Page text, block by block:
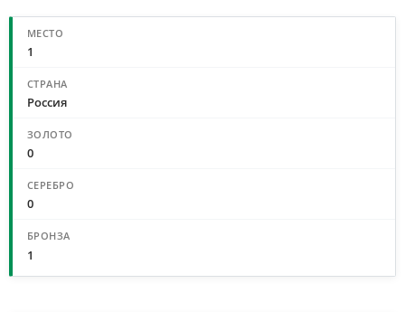
МЕДАЛЬНЫЙ ЗАЧЕТ ПО СТРАНАМ
1
Россия
0
0
1